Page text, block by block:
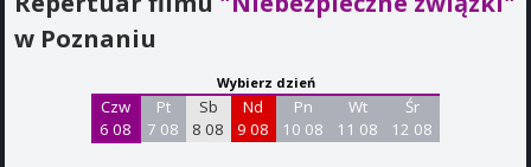
w Poznaniu
Wybierz dzień
Czw
6 08
Pt
7 08
Sb
8 08
Nd
9 08
Pn
10 08
Wt
11 08
Śr
12 08